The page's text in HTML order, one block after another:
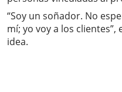
“Soy un soñador. No
mí; yo voy a los
idea.